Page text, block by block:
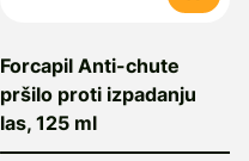
Forcapil Anti-chute
pršilo proti izpadanju
las, 125 ml